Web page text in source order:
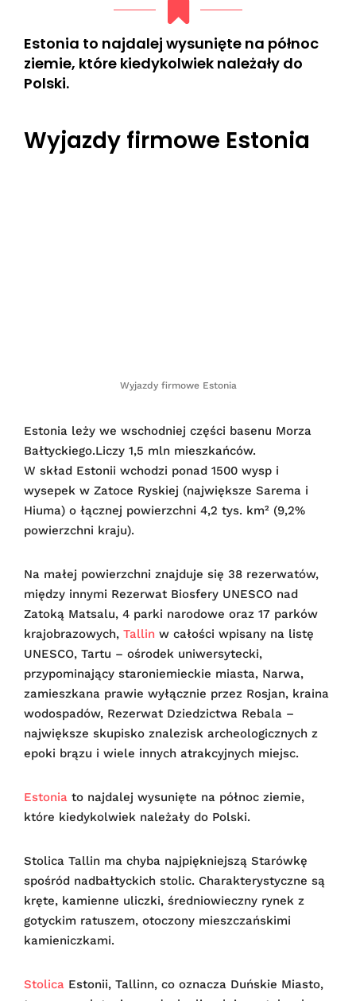
Estonia to najdalej wysunięte na północ
ziemie, które kiedykolwiek należały do
Polski.
Wyjazdy firmowe Estonia
Wyjazdy firmowe Estonia
Estonia leży we wschodniej części basenu Morza
Bałtyckiego.Liczy 1,5 mln mieszkańców.
W skład Estonii wchodzi ponad 1500 wysp i
wysepek w Zatoce Ryskiej (największe Sarema i
Hiuma) o łącznej powierzchni 4,2 tys. km² (9,2%
powierzchni kraju).
Na małej powierzchni znajduje się 38 rezerwatów,
między innymi Rezerwat Biosfery UNESCO nad
Zatoką Matsalu, 4 parki narodowe oraz 17 parków
krajobrazowych, Tallin w całości wpisany na listę
UNESCO, Tartu – ośrodek uniwersytecki,
przypominający staroniemieckie miasta, Narwa,
zamieszkana prawie wyłącznie przez Rosjan, kraina
wodospadów, Rezerwat Dziedzictwa Rebala –
największe skupisko znalezisk archeologicznych z
epoki brązu i wiele innych atrakcyjnych miejsc.
Estonia to najdalej wysunięte na północ ziemie,
które kiedykolwiek należały do Polski.
Stolica Tallin ma chyba najpiękniejszą Starówkę
spośród nadbałtyckich stolic. Charakterystyczne są
kręte, kamienne uliczki, średniowieczny rynek z
gotyckim ratuszem, otoczony mieszczańskimi
kamieniczkami.
Stolica Estonii, Tallinn, co oznacza Duńskie Miasto,